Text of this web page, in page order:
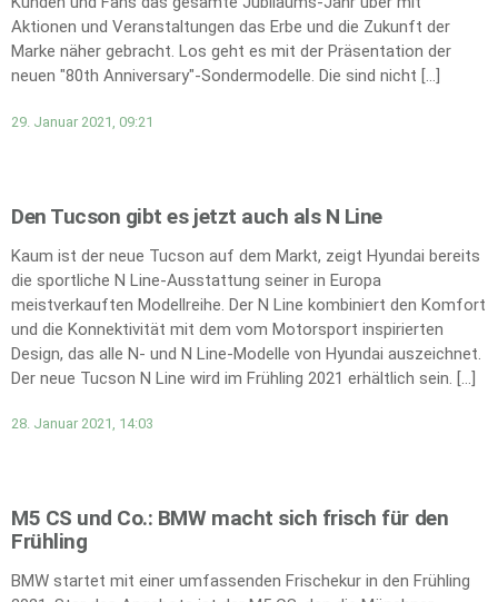
Aktionen und Veranstaltungen das Erbe und die Zukunft der
Marke näher gebracht. Los geht es mit der Präsentation der
neuen "80th Anniversary"-Sondermodelle. Die sind nicht […]
29. Januar 2021, 09:21
Den Tucson gibt es jetzt auch als N Line
Kaum ist der neue Tucson auf dem Markt, zeigt Hyundai bereits
die sportliche N Line-Ausstattung seiner in Europa
meistverkauften Modellreihe. Der N Line kombiniert den Komfort
und die Konnektivität mit dem vom Motorsport inspirierten
Design, das alle N- und N Line-Modelle von Hyundai auszeichnet.
Der neue Tucson N Line wird im Frühling 2021 erhältlich sein. […]
28. Januar 2021, 14:03
M5 CS und Co.: BMW macht sich frisch für den
Frühling
BMW startet mit einer umfassenden Frischekur in den Frühling